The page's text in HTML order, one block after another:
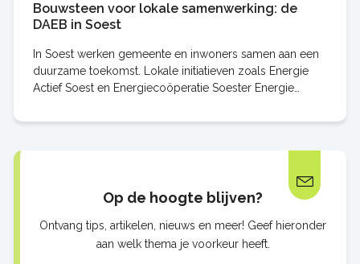
Bouwsteen voor lokale samenwerking: de
DAEB in Soest
In Soest werken gemeente en inwoners samen aan een
duurzame toekomst. Lokale initiatieven zoals Energie
Actief Soest en Energiecoöperatie Soester Energie
Op de hoogte blijven?
Ontvang tips, artikelen, nieuws en meer! Geef hieronder
aan welk thema je voorkeur heeft.